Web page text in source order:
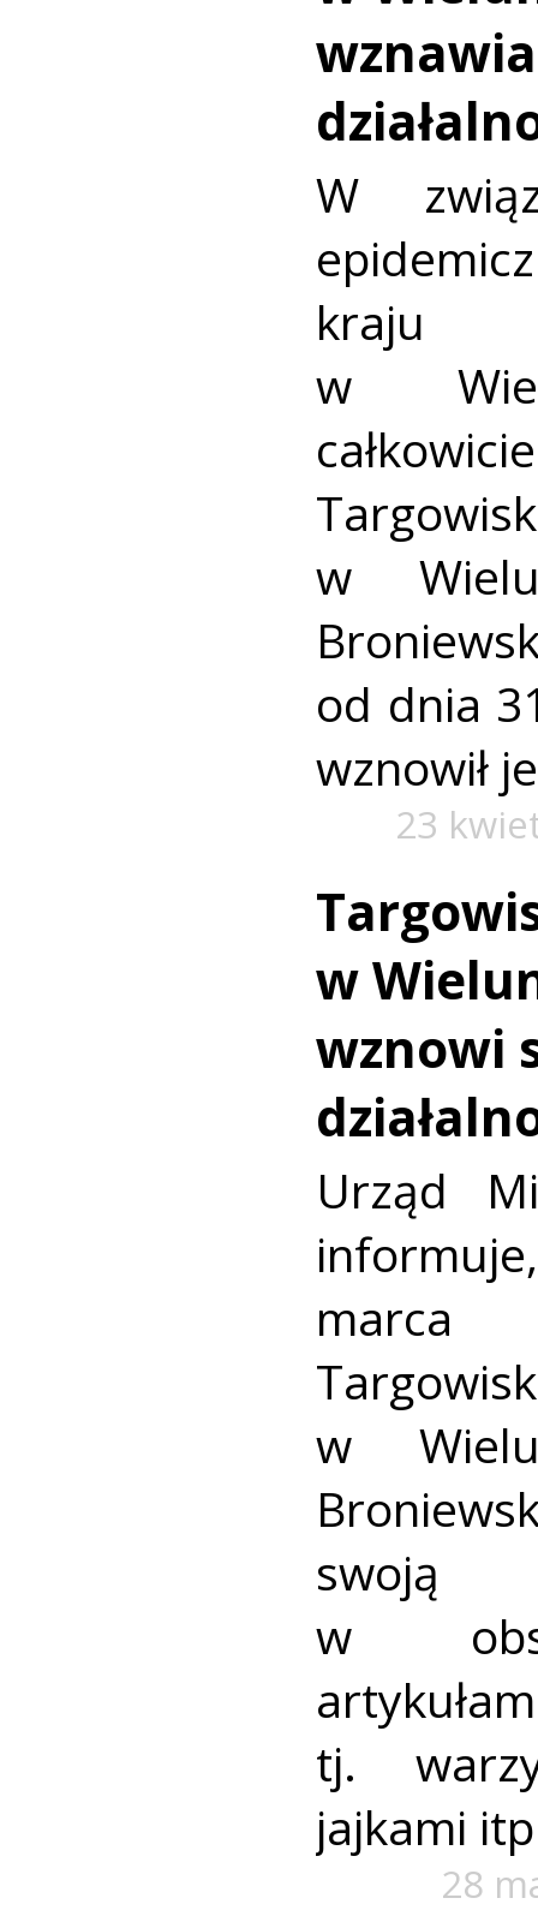
W
kraju
w
w
od dnia
wznowił
23
w
wznowi
Urząd
w
swoją
w
tj.
jajkami
28